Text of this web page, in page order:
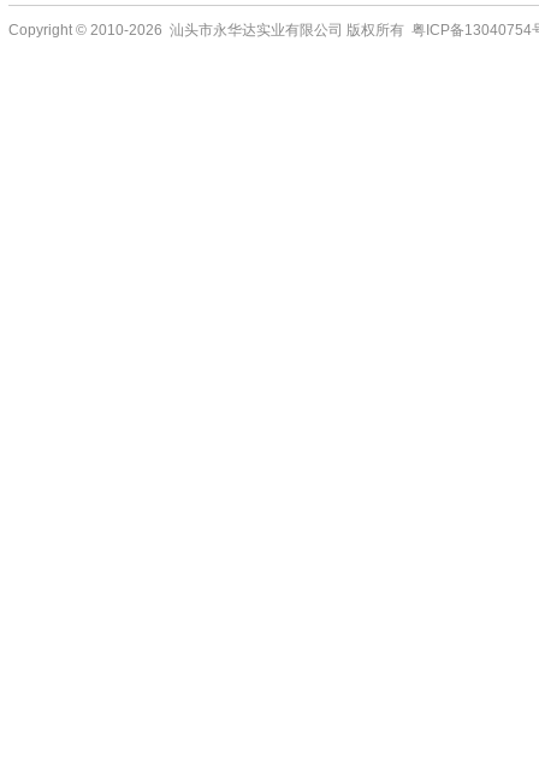
Copyright © 2010-2026 汕头市永华达实业有限公司 版权所有 粤ICP备13040754